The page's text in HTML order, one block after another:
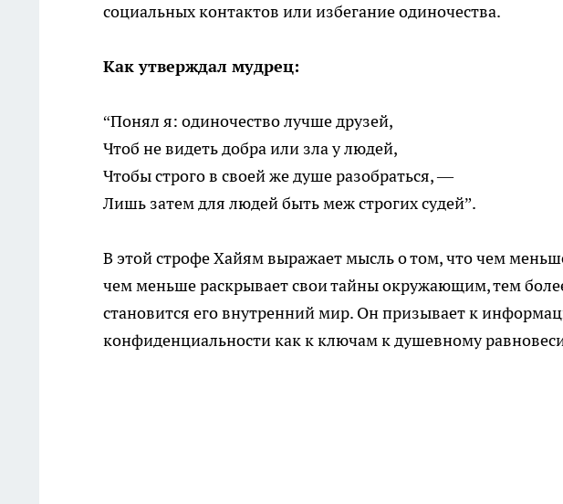
социальных контактов или избегание одиночества.
Как утверждал мудрец:
“Понял я: одиночество лучше друзей,
Чтоб не видеть добра или зла у людей,
Чтобы строго в своей же душе разобраться, —
Лишь затем для людей быть меж строгих судей”.
В этой строфе Хайям выражает мысль о том, что чем
чем меньше раскрывает свои тайны окружающим, тем
становится его внутренний мир. Он призывает к
конфиденциальности как к ключам к душевному